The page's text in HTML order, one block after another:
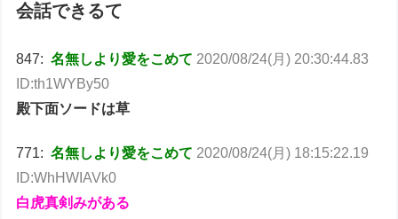
会話できるて
847:名無しより愛をこめて 2020/08/24(月) 20:30:44.83
ID:th1WYBy50
殿下面ソードは草
771:名無しより愛をこめて 2020/08/24(月) 18:15:22.19
ID:WhHWIAVk0
白虎真剣みがある